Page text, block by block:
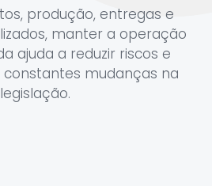
produção, entregas e
manter a operação
ajuda a reduzir riscos e
mudanças na
legislação.